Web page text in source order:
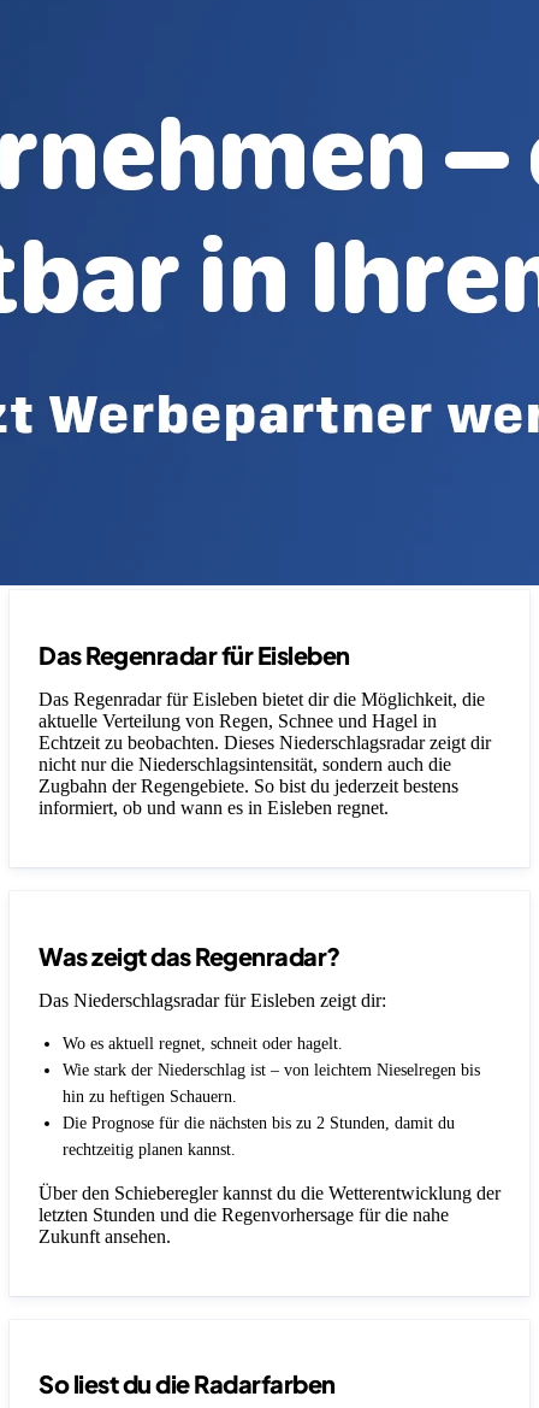
Das Regenradar für Eisleben
Das Regenradar für Eisleben bietet dir die Möglichkeit, die
aktuelle Verteilung von Regen, Schnee und Hagel in
Echtzeit zu beobachten. Dieses Niederschlagsradar zeigt dir
nicht nur die Niederschlagsintensität, sondern auch die
Zugbahn der Regengebiete. So bist du jederzeit bestens
informiert, ob und wann es in Eisleben regnet.
Was zeigt das Regenradar?
Das Niederschlagsradar für Eisleben zeigt dir:
Wo es aktuell regnet, schneit oder hagelt.
Wie stark der Niederschlag ist – von leichtem Nieselregen bis
hin zu heftigen Schauern.
Die Prognose für die nächsten bis zu 2 Stunden, damit du
rechtzeitig planen kannst.
Über den Schieberegler kannst du die Wetterentwicklung der
letzten Stunden und die Regenvorhersage für die nahe
Zukunft ansehen.
So liest du die Radarfarben